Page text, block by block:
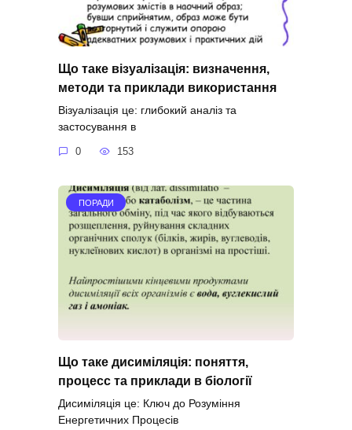
Що таке візуалізація: визначення,
методи та приклади використання
Візуалізація це: глибокий аналіз та
застосування в
0 153
ПОРАДИ
Що таке дисиміляція: поняття,
процесс та приклади в біології
Дисиміляція це: Ключ до Розуміння
Енергетичних Процесів